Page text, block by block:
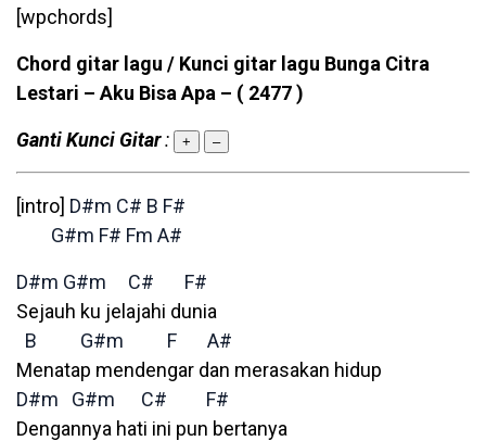
[wpchords]
Chord gitar lagu / Kunci gitar lagu Bunga Citra
Lestari – Aku Bisa Apa – ( 2477 )
Ganti Kunci Gitar: + –
[intro] D#m C# B F#
G#m F# Fm A#
D#m G#m C#
F#
Sejauh ku jelajahi dunia
B
G#m F
A#
Menatap mendengar dan merasakan hidup
D#m
G#m C#
F#
Dengannya hati ini pun bertanya